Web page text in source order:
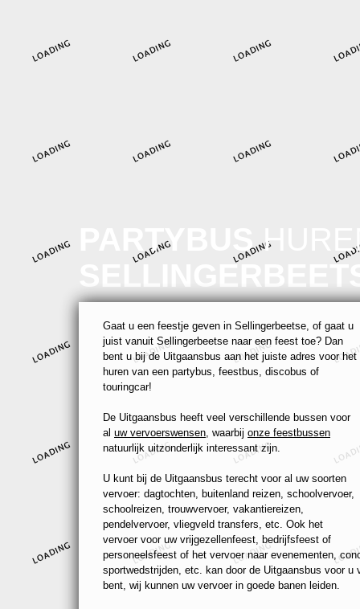
PARTYBUS
Gaat u een feestje geven in Sellingerbeetse, of gaat u
juist vanuit Sellingerbeetse naar een feest toe? Dan
bent u bij de Uitgaansbus aan het juiste adres voor het
huren van een partybus, feestbus, discobus of
touringcar!
De Uitgaansbus heeft veel verschillende bussen voor
al uw vervoerswensen, waarbij onze feestbussen
natuurlijk uitzonderlijk interessant zijn.
U kunt bij de Uitgaansbus terecht voor al uw soorten
vervoer: dagtochten, buitenland reizen, schoolvervoer,
schoolreizen, trouwvervoer, vakantiereizen,
pendelvervoer, vliegveld transfers, etc. Ook het
vervoer voor uw vrijgezellenfeest, bedrijfsfeest of
personeelsfeest of het vervoer naar evenementen,
sportwedstrijden, etc. kan door de Uitgaansbus voor
bent, wij kunnen uw vervoer in goede banen leiden.